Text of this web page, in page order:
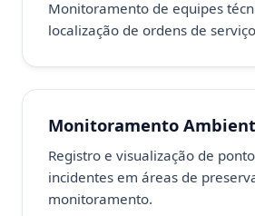
Monitoramento de equipes
localização de ordens de
Monitoramento
Registro e visualização de
incidentes em áreas de
monitoramento.